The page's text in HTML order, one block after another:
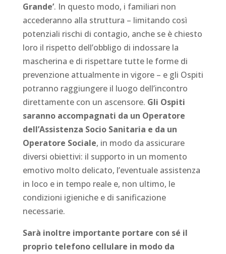
Grande’. In questo modo, i familiari non
accederanno alla struttura – limitando così
potenziali rischi di contagio, anche se è chiesto
loro il rispetto dell’obbligo di indossare la
mascherina e di rispettare tutte le forme di
prevenzione attualmente in vigore – e gli Ospiti
potranno raggiungere il luogo dell’incontro
direttamente con un ascensore. Gli Ospiti
saranno accompagnati da un Operatore
dell’Assistenza Socio Sanitaria e da un
Operatore Sociale, in modo da assicurare
diversi obiettivi: il supporto in un momento
emotivo molto delicato, l’eventuale assistenza
in loco e in tempo reale e, non ultimo, le
condizioni igieniche e di sanificazione
necessarie.
Sarà inoltre importante portare con sé il
proprio telefono cellulare in modo da